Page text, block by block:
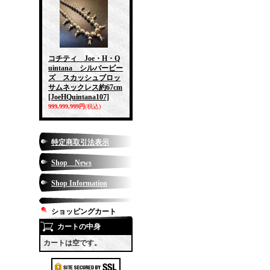
コチティ Joe・H・Q
uintana シルバービー
ズ スカッシュブロッ
サムネックレス約67cm
[JoeHQuintana107]
999,999,999円(税込)
特定商取引法表示
Shop News
Shop Information
ショッピングカート
カートの中身
カートは空です。